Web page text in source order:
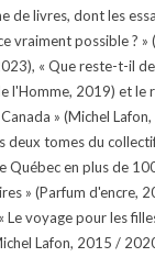
de livres, dont les
vraiment possible ? »
« Que reste-t-il
l'Homme, 2019) et le
» (Michel
deux tomes du
Québec en plus de
» (Parfum d'encre,
Le voyage pour les
Lafon, 2015 /